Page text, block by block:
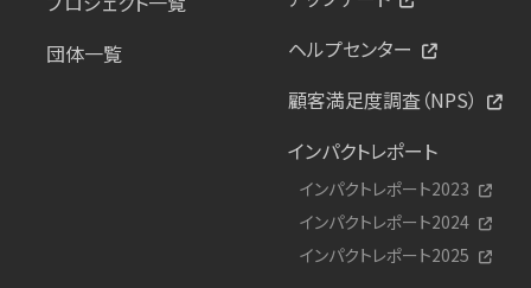
団体一覧
ヘルプセンター
顧客満足度調査（NPS）
インパクトレポート
インパクトレポート2023
インパクトレポート2024
インパクトレポート2025